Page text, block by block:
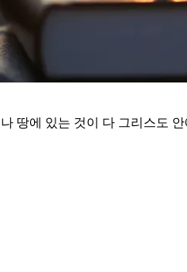
땅에 있는 것이 다 그리스도